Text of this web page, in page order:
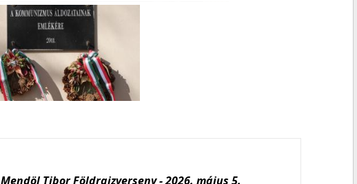
Mendöl Tibor Földrajzverseny - 2026. május 5.